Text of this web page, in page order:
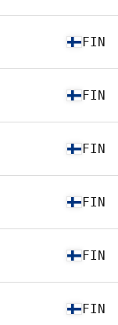
FIN
FIN
FIN
FIN
FIN
FIN